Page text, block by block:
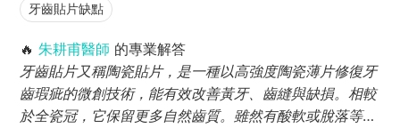
牙齒貼片缺點
🔥 朱耕甫醫師 的專業解答
牙齒貼片又稱陶瓷貼片，是一種以高強度陶瓷薄片修復牙
齒瑕疵的微創技術，能有效改善黃牙、齒縫與缺損。相較
於全瓷冠，它保留更多自然齒質。雖然有酸軟或脫落等潛